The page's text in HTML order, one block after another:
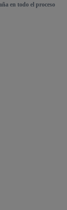
en todo el proceso